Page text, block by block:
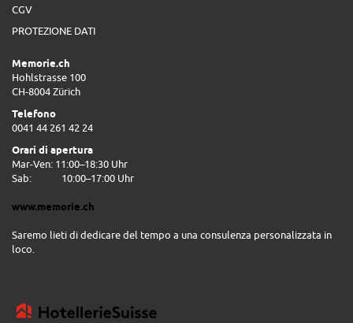
CGV
PROTEZIONE DATI
Memorie.ch
Hohlstrasse 100
CH-8004 Zürich
Telefono
0041 44 261 42 24
Orari di apertura
Mar-Ven: 11:00–18:30 Uhr
Sab:
10:00–17:00 Uhr
www.memorie.ch
Saremo lieti di dedicare del tempo a una consulenza personalizzata in
loco.